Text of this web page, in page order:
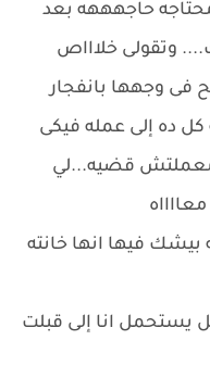
حاجهههه بعد
وتقولى خلاااص
فى وجهها بانفجار
كل ده إلى عمله فيكى
قضيه...لي
بيشك فيها انها خانته
يستحمل انا إلى قبلت